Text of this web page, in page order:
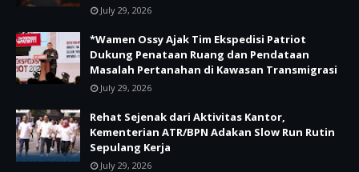
July 29, 2026
*Wamen Ossy Ajak Tim Ekspedisi Patriot
Dukung Penataan Ruang dan Pendataan
Masalah Pertanahan di Kawasan Transmigrasi
July 29, 2026
Rehat Sejenak dari Aktivitas Kantor,
Kementerian ATR/BPN Adakan Slow Run Rutin
Sepulang Kerja
July 29, 2026